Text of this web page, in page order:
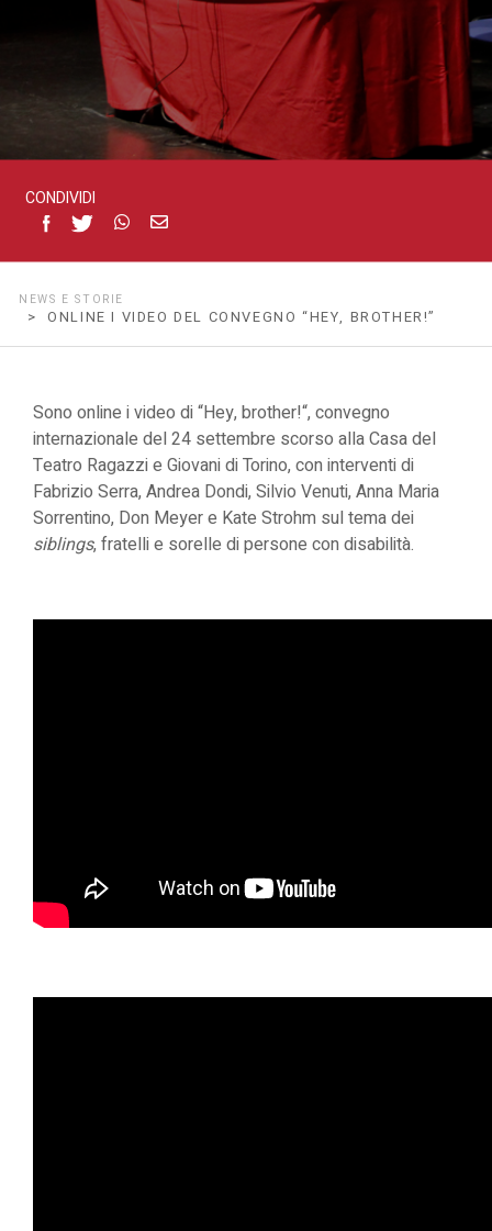
CONDIVIDI
NEWS E STORIE
> ONLINE I VIDEO DEL CONVEGNO “HEY, BROTHER!”
Sono online i video di “Hey, brother!“, convegno
internazionale del 24 settembre scorso alla Casa del
Teatro Ragazzi e Giovani di Torino, con interventi di
Fabrizio Serra, Andrea Dondi, Silvio Venuti, Anna Maria
Sorrentino, Don Meyer e Kate Strohm sul tema dei
siblings, fratelli e sorelle di persone con disabilità.